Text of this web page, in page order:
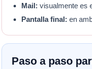
Mail: visualmente es
Pantalla final: en
Paso a paso